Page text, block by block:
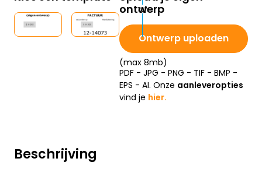
Beschrijving
ontwerp
Ontwerp uploaden
(max 8mb)
PDF - JPG - PNG - TIF - BMP -
EPS - AI. Onze aanleveropties
vind je hier.